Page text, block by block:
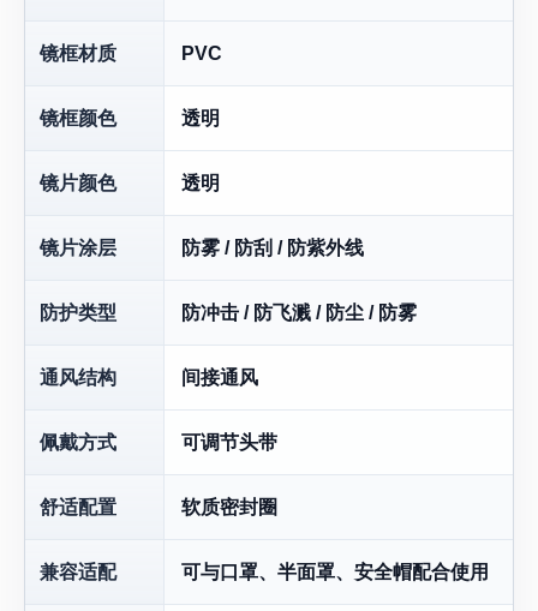
镜框材质 PVC
镜框颜色 透明
镜片颜色 透明
镜片涂层 防雾 / 防刮 / 防紫外线
防护类型 防冲击 / 防飞溅 / 防尘 / 防雾
通风结构 间接通风
佩戴方式 可调节头带
舒适配置 软质密封圈
兼容适配 可与口罩、半面罩、安全帽配合使用